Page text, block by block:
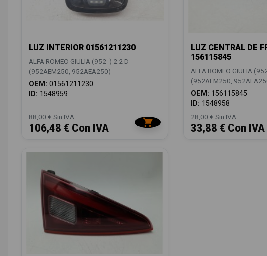
LUZ INTERIOR 01561211230
ALFA ROMEO GIULIA (952_) 2.2 D
(952AEM250, 952AEA250)
OEM: 01561211230
ID: 1548959
88,00 € Sin IVA
106,48 € Con IVA
LUZ CENTRAL DE
156115845
ALFA ROMEO GIULIA
(952AEM250,
OEM: 156115845
ID: 1548958
28,00 € Sin IVA
33,88 € Con IVA